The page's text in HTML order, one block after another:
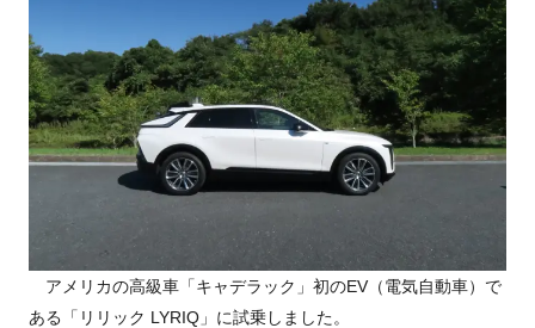
アメリカの高級車「キャデラック」初のEV（電気自動車）で
ある「リリック LYRIQ」に試乗しました。